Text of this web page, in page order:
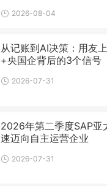
2026-08-04
从记账到AI决策：用友
+央国企背后的3个信号
2026-07-31
2026年第二季度SAP亚
速迈向自主运营企业
2026-07-31